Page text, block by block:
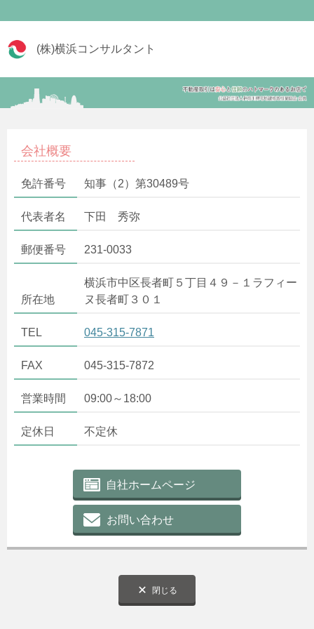
(株)横浜コンサルタント
会社概要
免許番号 知事（2）第30489号
代表者名 下田 秀弥
郵便番号 231-0033
所在地
横浜市中区長者町５丁目４９－１ラフィー
ヌ長者町３０１
TEL 045-315-7871
FAX 045-315-7872
営業時間 09:00～18:00
定休日 不定休
自社ホームページ
お問い合わせ
閉じる